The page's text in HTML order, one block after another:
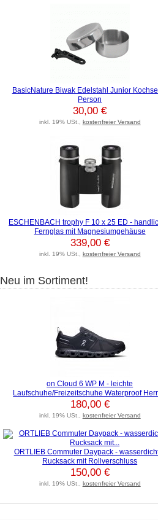
BasicNature Biwak Edelstahl Junior
Person
30,00 €
inkl. 19% USt., kostenfreier Versand
ESCHENBACH trophy F 10 x 25 ED -
Fernglas mit Magnesiumgehäuse
339,00 €
inkl. 19% USt., kostenfreier Versand
Neu im Sortiment!
on Cloud 6 WP M - leichte
Laufschuhe/Freizeitschuhe Waterproof
180,00 €
inkl. 19% USt., kostenfreier Versand
ORTLIEB Commuter Daypack -
Rucksack mit Rollverschluss
150,00 €
inkl. 19% USt., kostenfreier Versand